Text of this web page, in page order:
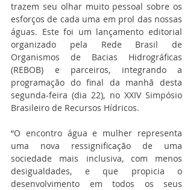
trazem seu olhar muito pessoal sobre os
esforços de cada uma em prol das nossas
águas. Este foi um lançamento editorial
organizado pela Rede Brasil de
Organismos de Bacias Hidrográficas
(REBOB) e parceiros, integrando a
programação do final da manhã desta
segunda-feira (dia 22), no XXIV Simpósio
Brasileiro de Recursos Hídricos.
“O encontro água e mulher representa
uma nova ressignificação de uma
sociedade mais inclusiva, com menos
desigualdades, e que propicia o
desenvolvimento em todos os seus